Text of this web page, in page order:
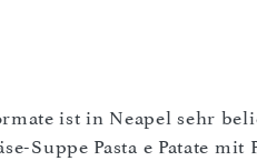
ist in Neapel sehr
Suppe Pasta e Patate